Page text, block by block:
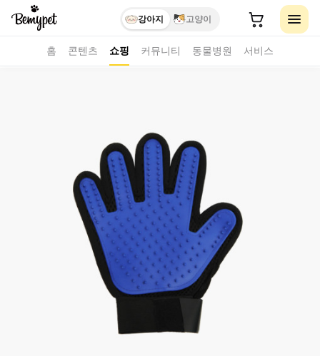
강아지 고양이
홈 콘텐츠 쇼핑 커뮤니티 동물병원 서비스